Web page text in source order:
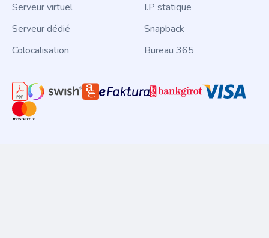
Serveur virtuel
Serveur dédié
Colocalisation
I.P statique
Snapback
Bureau 365